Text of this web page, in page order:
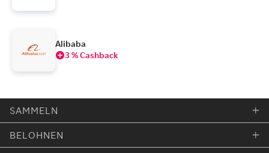
Alibaba
3 % Cashback
SAMMELN
BELOHNEN